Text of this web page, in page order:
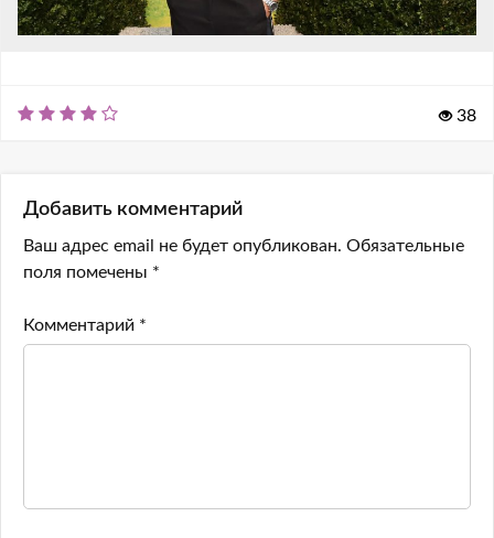
38
Добавить комментарий
Ваш адрес email не будет опубликован. Обязательные
поля помечены *
Комментарий *